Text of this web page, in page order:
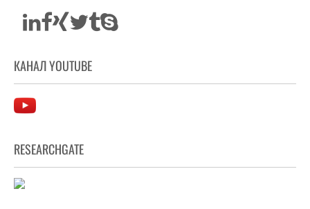
КАНАЛ YOUTUBE
RESEARCHGATE